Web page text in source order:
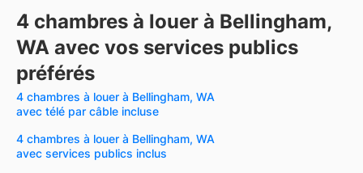
4 chambres à louer à Bellingham,
WA avec vos services publics
préférés
4 chambres à louer à Bellingham, WA
avec télé par câble incluse
4 chambres à louer à Bellingham, WA
avec services publics inclus